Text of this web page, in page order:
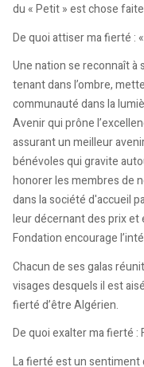
du « Petit » est chose
De quoi attiser ma fierté :
Une nation se reconnaît
tenant dans l’ombre,
communauté dans la
Avenir qui prône
assurant un meilleur
bénévoles qui gravite
honorer les membres de
dans la société d'accueil
leur décernant des prix et
Fondation encourage
Chacun de ses galas
visages desquels il est
fierté d’être Algérien.
De quoi exalter ma fierté :
La fierté est un sentiment